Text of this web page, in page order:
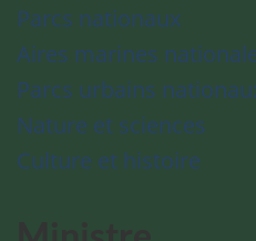
Parcs nationaux
Aires marines
Parcs urbains
Nature et sciences
Culture et histoire